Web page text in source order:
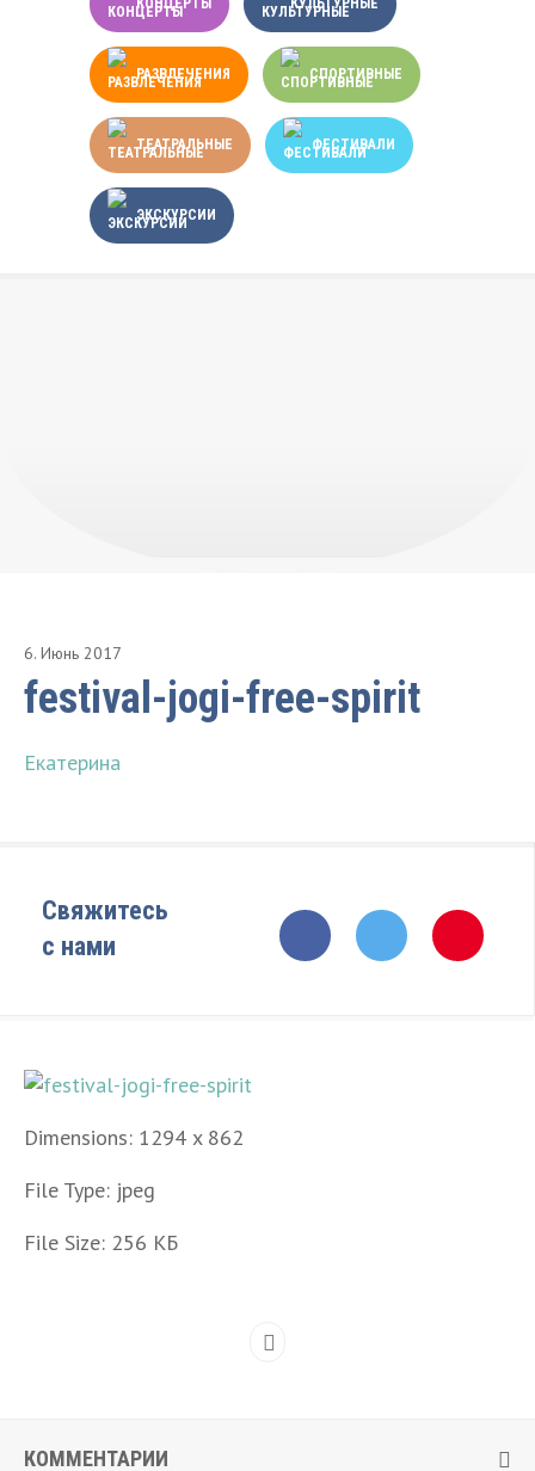
РАЗВЛЕЧЕНИЯ СПОРТИВНЫЕ
ТЕАТРАЛЬНЫЕ ФЕСТИВАЛИ
ЭКСКУРСИИ
6. Июнь 2017
festival-jogi-free-spirit
Екатерина
Свяжитесь
с нами
Dimensions: 1294 x 862
File Type: jpeg
File Size: 256 КБ
КОММЕНТАРИИ